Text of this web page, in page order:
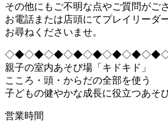
その他にもご不明な点やご質問がご
お電話または店頭にてプレイリーダ
お尋ねくださいませ。
親子の室内あそび場「キドキド」
こころ・頭・からだの全部を使う
子どもの健やかな成長に役立つあそ
営業時間